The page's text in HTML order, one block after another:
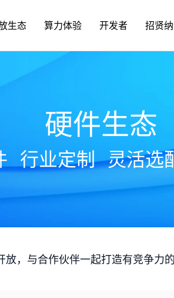
生态 算力体验 开发者 招贤
硬件生态
行业定制 灵活选
，与合作伙伴一起打造有竞争力